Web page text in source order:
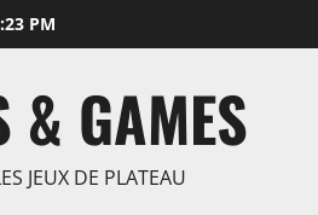
PM
& GAMES
JEUX DE PLATEAU